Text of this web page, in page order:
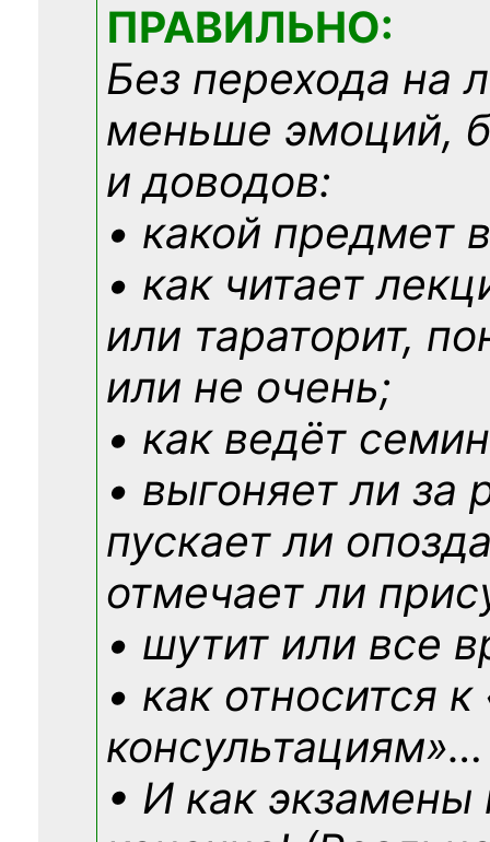
ПРАВИЛЬНО:
Без перехода на
меньше эмоций,
и доводов:
• какой предмет
• как читает
или тараторит,
или не очень;
• как ведёт
• выгоняет ли за
пускает ли
отмечает ли
• шутит или все
• как относится
консультациям»…
• И как экзамены